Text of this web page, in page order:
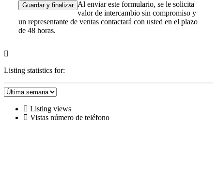
Al enviar este formulario, se le solicita
valor de intercambio sin compromiso y
un representante de ventas contactará con usted en el plazo
de 48 horas.
Listing statistics for:
Listing views
Vistas número de teléfono